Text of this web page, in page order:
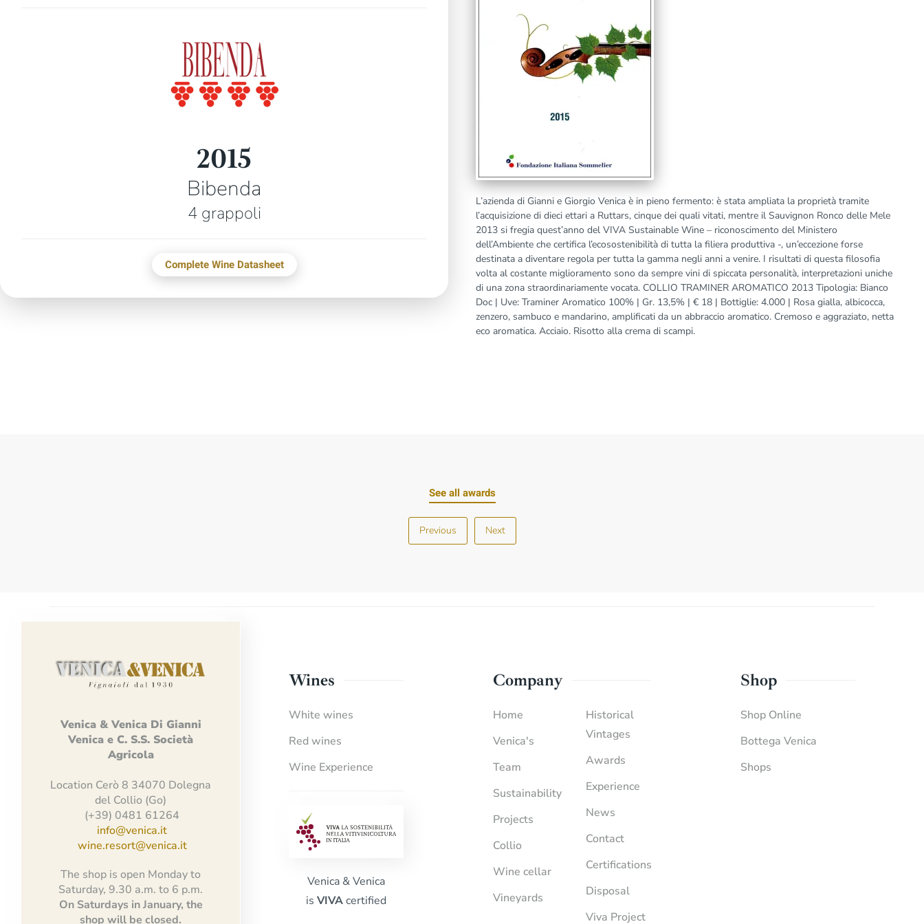
2015
Bibenda
4 grappoli
Complete Wine Datasheet
L’azienda di Gianni e Giorgio Venica è in pieno fermento: è stata ampliata la proprietà tramite
l’acquisizione di dieci ettari a Ruttars, cinque dei quali vitati, mentre il Sauvignon Ronco delle Mele
2013 si fregia quest’anno del VIVA Sustainable Wine – riconoscimento del Ministero
dell’Ambiente che certifica l’ecosostenibilità di tutta la filiera produttiva -, un’eccezione forse
destinata a diventare regola per tutta la gamma negli anni a venire. I risultati di questa filosofia
volta al costante miglioramento sono da sempre vini di spiccata personalità, interpretazioni uniche
di una zona straordinariamente vocata. COLLIO TRAMINER AROMATICO 2013 Tipologia: Bianco
Doc | Uve: Traminer Aromatico 100% | Gr. 13,5% | € 18 | Bottiglie: 4.000 | Rosa gialla, albicocca,
zenzero, sambuco e mandarino, amplificati da un abbraccio aromatico. Cremoso e aggraziato, netta
eco aromatica. Acciaio. Risotto alla crema di scampi.
See all awards
Previous Next
Venica &Venica Di Gianni
VenicaeC. S.S. Società
Agricola
Location Cerò 8 34070 Dolegna
del Collio (Go)
(+39) 0481 61264
info@venica.it
wine.resort@venica.it
The shop is open Monday to
Saturday, 9.30 a.m. to 6 p.m.
On Saturdays in January, the
shop will be closed.
Wines
White wines
Red wines
Wine Experience
Venica & Venica
isVIVAcertified
Company
Home
Venica's
Team
Sustainability
Projects
Collio
Wine cellar
Vineyards
Historical
Vintages
Awards
Experience
News
Contact
Certifications
Disposal
Viva Project
Shop
Shop Online
Bottega Venica
Shops